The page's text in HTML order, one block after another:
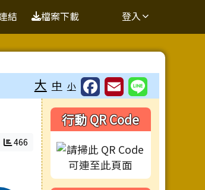
結 檔案下載 登入
大 中 小
466
右邊區域內容
行動 QR Code